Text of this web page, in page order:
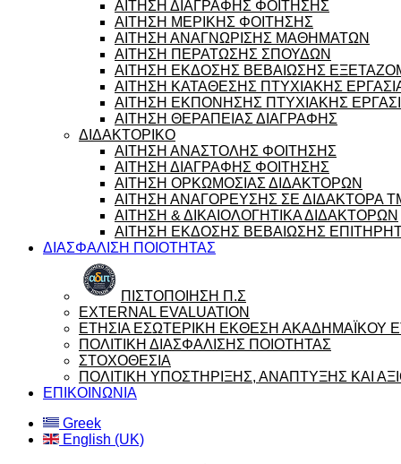
ΑΙΤΗΣΗ ΔΙΑΓΡΑΦΗΣ ΦΟΙΤΗΣΗΣ
ΑΙΤΗΣΗ ΜΕΡΙΚΗΣ ΦΟΙΤΗΣΗΣ
ΑΙΤΗΣΗ ΑΝΑΓΝΩΡΙΣΗΣ ΜΑΘΗΜΑΤΩΝ
ΑΙΤΗΣΗ ΠΕΡΑΤΩΣΗΣ ΣΠΟΥΔΩΝ
ΑΙΤΗΣΗ ΕΚΔΟΣΗΣ ΒΕΒΑΙΩΣΗΣ
ΑΙΤΗΣΗ ΚΑΤΑΘΕΣΗΣ ΠΤΥΧΙΑΚΗΣ
ΑΙΤΗΣΗ ΕΚΠΟΝΗΣΗΣ ΠΤΥΧΙΑΚΗΣ
ΑΙΤΗΣΗ ΘΕΡΑΠΕΙΑΣ ΔΙΑΓΡΑΦΗΣ
ΔΙΔΑΚΤΟΡΙΚΟ
ΑΙΤΗΣΗ ΑΝΑΣΤΟΛΗΣ ΦΟΙΤΗΣΗΣ
ΑΙΤΗΣΗ ΔΙΑΓΡΑΦΗΣ ΦΟΙΤΗΣΗΣ
ΑΙΤΗΣΗ ΟΡΚΩΜΟΣΙΑΣ ΔΙΔΑΚΤΟΡΩΝ
ΑΙΤΗΣΗ ΑΝΑΓΟΡΕΥΣΗΣ ΣΕ ΔΙΔΑΚΤΟΡΑ
ΑΙΤΗΣΗ & ΔΙΚΑΙΟΛΟΓΗΤΙΚΑ ΔΙΔΑΚΤΟΡΩΝ
ΑΙΤΗΣΗ ΕΚΔΟΣΗΣ ΒΕΒΑΙΩΣΗΣ
ΔΙΑΣΦΑΛΙΣΗ ΠΟΙΟΤΗΤΑΣ
ΠΙΣΤΟΠΟΙΗΣΗ Π.Σ
EXTERNAL EVALUATION
ΕΤΗΣΙΑ ΕΣΩΤΕΡΙΚΗ ΕΚΘΕΣΗ ΑΚΑΔΗΜΑΪΚΟΥ
ΠΟΛΙΤΙΚΗ ΔΙΑΣΦΑΛΙΣΗΣ ΠΟΙΟΤΗΤΑΣ
ΣΤΟΧΟΘΕΣΙΑ
ΠΟΛΙΤΙΚΗ ΥΠΟΣΤΗΡΙΞΗΣ, ΑΝΑΠΤΥΞΗΣ ΚΑΙ
ΕΠΙΚΟΙΝΩΝΙΑ
Greek
English (UK)